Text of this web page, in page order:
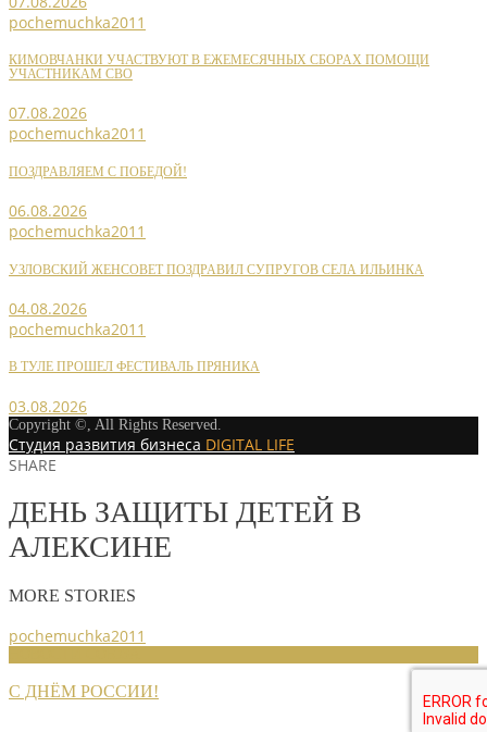
pochemuchka2011
КИМОВЧАНКИ УЧАСТВУЮТ В ЕЖЕМЕСЯЧНЫХ СБОРАХ ПОМОЩИ
УЧАСТНИКАМ СВО
07.08.2026
pochemuchka2011
ПОЗДРАВЛЯЕМ С ПОБЕДОЙ!
06.08.2026
pochemuchka2011
УЗЛОВСКИЙ ЖЕНСОВЕТ ПОЗДРАВИЛ СУПРУГОВ СЕЛА ИЛЬИНКА
04.08.2026
pochemuchka2011
В ТУЛЕ ПРОШЕЛ ФЕСТИВАЛЬ ПРЯНИКА
03.08.2026
Copyright ©, All Rights Reserved.
Студия развития бизнеса DIGITAL LIFE
SHARE
ДЕНЬ ЗАЩИТЫ ДЕТЕЙ В
АЛЕКСИНЕ
MORE STORIES
pochemuchka2011
С ДНЁМ РОССИИ!